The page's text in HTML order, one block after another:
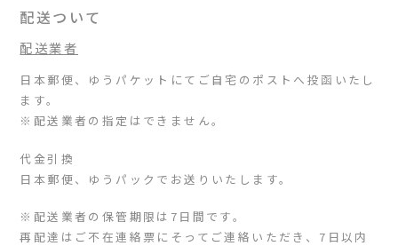
配送ついて
配送業者
日本郵便、ゆうパケットにてご自宅のポストへ投函いたし
ます。
※配送業者の指定はできません。
代金引換
日本郵便、ゆうパックでお送りいたします。
※配送業者の保管期限は7日間です。
再配達はご不在連絡票にそってご連絡いただき、7日以内